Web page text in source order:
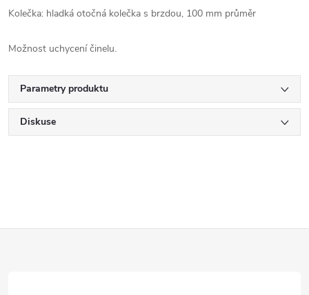
Kolečka: hladká otočná kolečka s brzdou, 100 mm průměr
Možnost uchycení činelu.
Parametry produktu
Diskuse